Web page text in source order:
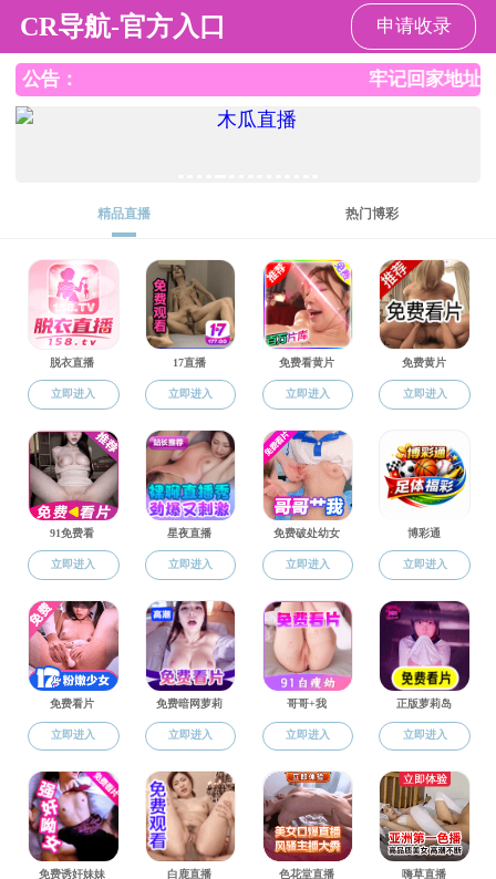
果冻传媒
果冻传媒 师资队伍
常用文档
师资队伍
师资概况
教师名录
师资概况
果冻传媒现有专任教师132